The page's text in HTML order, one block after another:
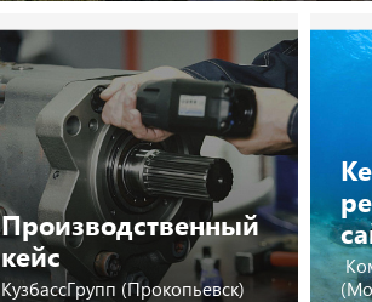
Посмотреть
Производственный
кейс
КузбассГрупп (Прокопьевск)